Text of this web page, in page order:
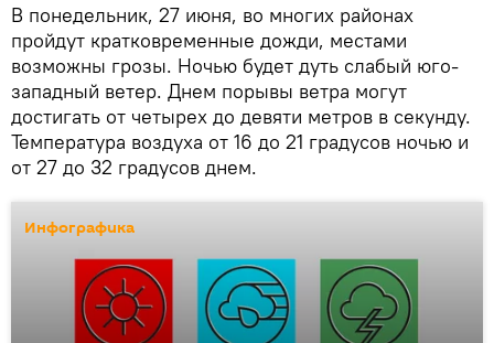
В понедельник, 27 июня, во многих районах
пройдут кратковременные дожди, местами
возможны грозы. Ночью будет дуть слабый юго-
западный ветер. Днем порывы ветра могут
достигать от четырех до девяти метров в секунду.
Температура воздуха от 16 до 21 градусов ночью и
от 27 до 32 градусов днем.
Инфографика